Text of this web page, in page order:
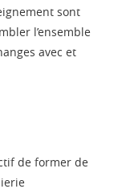
sont
l’ensemble
avec et
de former de